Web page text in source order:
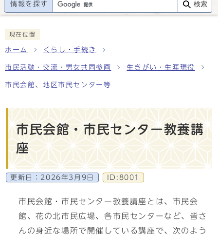
情報を探す 検索
現在位置
ホーム くらし・手続き
市民活動・交流・男女共同参画 生きがい・生涯現役
市民会館、地区市民センター等
市民会館・市民センター教養講
座
更新日： 2026年3月9日 ID:8001
市民会館・市民センター教養講座とは、市民会
館、花の北市民広場、各市民センターなど、皆さ
んの身近な場所で開催している講座で、次のよう